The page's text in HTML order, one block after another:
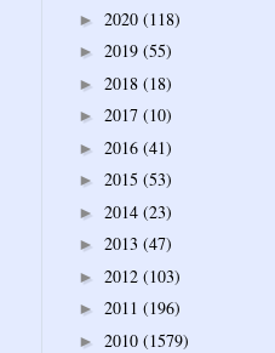
► 2020 (118)
► 2019 (55)
► 2018 (18)
► 2017 (10)
► 2016 (41)
► 2015 (53)
► 2014 (23)
► 2013 (47)
► 2012 (103)
► 2011 (196)
► 2010 (1579)